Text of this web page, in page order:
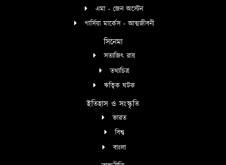
এমা - জেন অস্টেন
গার্সিয়া মার্কেস - আত্মজীবনী
সিনেমা
সত্যজিৎ রায়
তথ্যচিত্র
ঋত্বিক ঘটক
ইতিহাস ও সংস্কৃতি
ভারত
বিশ্ব
বাংলা